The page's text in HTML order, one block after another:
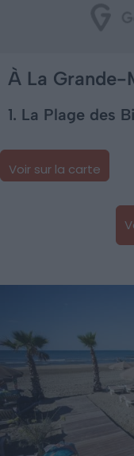
À La Grande-
1. La Plage des
Voir sur la carte